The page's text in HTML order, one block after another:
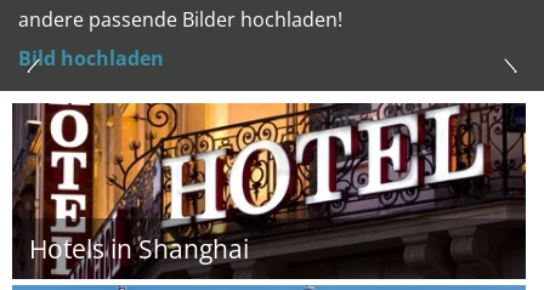
andere passende Bilder hochladen!
Bild hochladen
Hotels in Shanghai